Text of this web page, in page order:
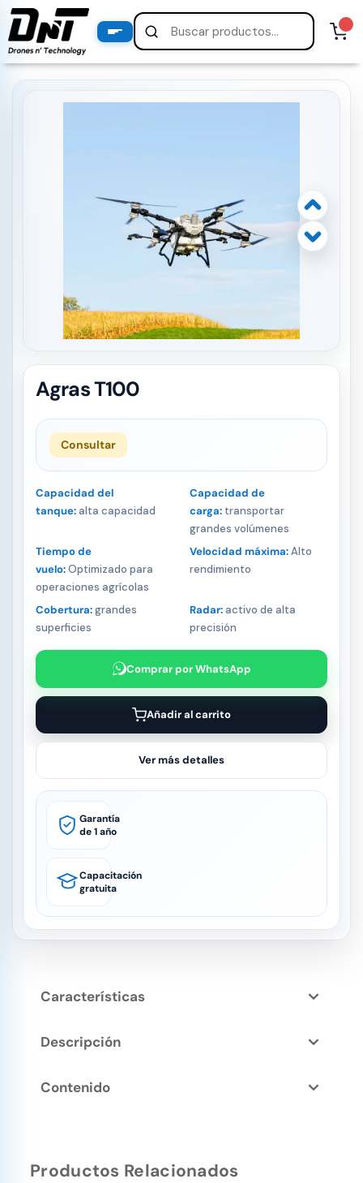
Agras T100
Consultar
Capacidad del
tanque:alta capacidad
Capacidad de
carga: transportar
grandes volúmenes
Tiempo de
vuelo:Optimizado para
operaciones agrícolas
Velocidad máxima:Alto
rendimiento
Cobertura:grandes
superficies
Radar:activo de alta
precisión
Comprar por WhatsApp
Añadir al carrito
Ver más detalles
Garantía
de 1 año
Capacitación
gratuita
Características
Descripción
Contenido
Productos Relacionados
PRODUCTOS
productos destacados